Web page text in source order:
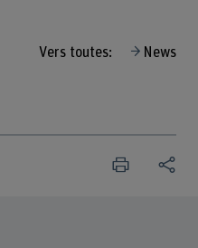
Vers toutes: News